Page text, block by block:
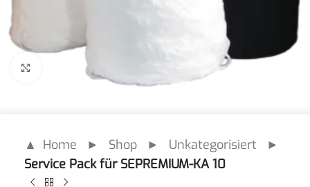
Click to enlarge
▲ Home ► Shop ► Unkategorisiert ►
Service Pack für SEPREMIUM-KA 10